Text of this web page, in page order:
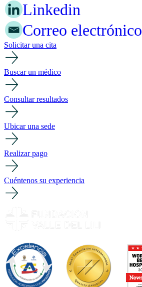
Linkedin
Correo electrónico
Solicitar una cita
Buscar un médico
Consultar resultados
Ubicar una sede
Realizar pago
Cuéntenos su experiencia